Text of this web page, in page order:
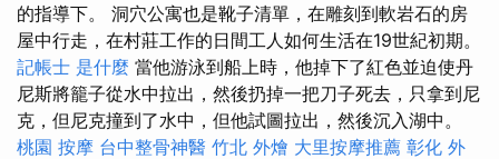
的指導下。 洞穴公寓也是靴子清單，在雕刻到軟岩石的房
屋中行走，在村莊工作的日間工人如何生活在19世紀初期。
記帳士 是什麼 當他游泳到船上時，他掉下了紅色並迫使丹
尼斯將籠子從水中拉出，然後扔掉一把刀子死去，只拿到尼
克，但尼克撞到了水中，但他試圖拉出，然後沉入湖中。
桃園 按摩 台中整骨神醫 竹北 外燴 大里按摩推薦 彰化 外